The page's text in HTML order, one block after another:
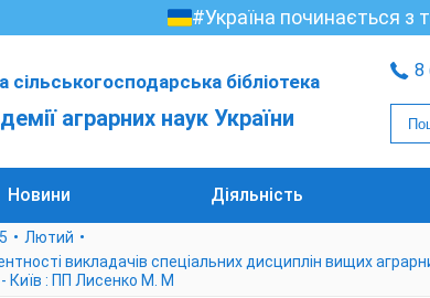
#Україна починається з
сільськогосподарська бібліотека
аграрних наук України
8
Новини Діяльність
Лютий
викладачів спеціальних дисциплін вищих
- Київ : ПП Лисенко М. М